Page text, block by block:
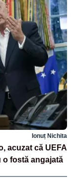
Ionuț Nichita
acuzat că UEFA
o fostă angajată